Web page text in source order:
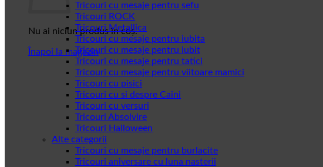
Nu ai niciun produs în coș.
Înapoi la magazin
Tricouri cu mesaje pentru sefu
Tricouri ROCK
Tricouri Metallica
Tricouri cu mesaje pentru iubita
Tricouri cu mesaje pentru iubit
Tricouri cu mesaje pentru tatici
Tricouri cu mesaje pentru viitoare mamici
Tricouri cu pisici
Tricouri cu si despre Caini
Tricouri cu versuri
Tricouri Absolvire
Tricouri Halloween
Alte categorii
Tricouri cu mesaje pentru burlacite
Tricouri aniversare cu luna nasterii